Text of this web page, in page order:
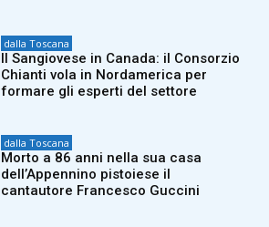
dalla Toscana
Il Sangiovese in Canada: il Consorzio
Chianti vola in Nordamerica per
formare gli esperti del settore
dalla Toscana
Morto a 86 anni nella sua casa
dell’Appennino pistoiese il
cantautore Francesco Guccini